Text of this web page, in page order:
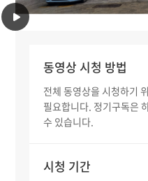
동영상 시청 방법
전체 동영상을 시청하기
필요합니다. 정기구독은
수 있습니다.
시청 기간